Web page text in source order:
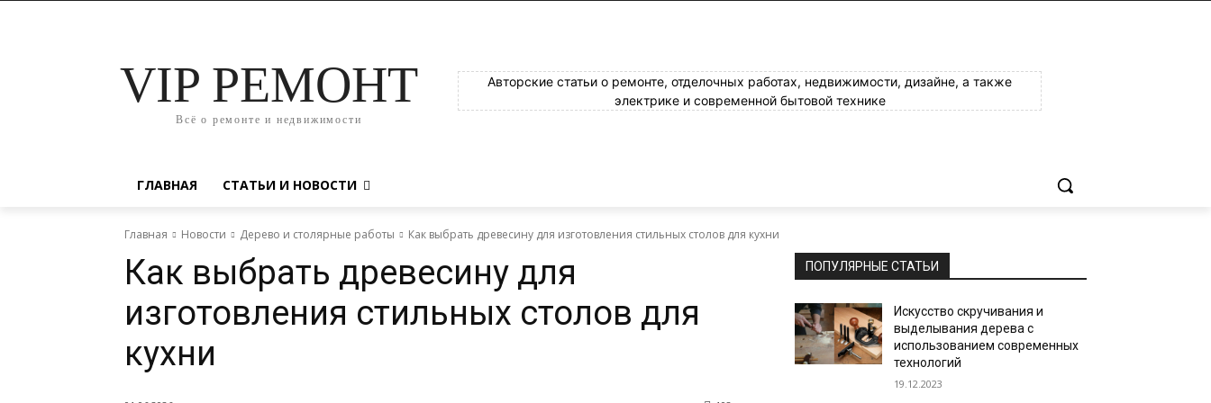
VIP РЕМОНТ
Всё о ремонте и недвижимости
Авторские статьи о ремонте, отделочных работах, недвижимости, дизайне, а также
электрике и современной бытовой технике
ГЛАВНАЯ СТАТЬИ И НОВОСТИ
Главная Новости Дерево и столярные работы Как выбрать древесину для изготовления стильных столов для кухни
Как выбрать древесину для
изготовления стильных столов для
кухни
ПОПУЛЯРНЫЕ СТАТЬИ
Искусство скручивания и
выделывания дерева с
использованием современных
технологий
19.12.2023